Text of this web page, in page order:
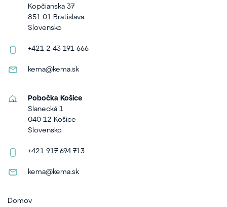
Kopčianska 37
851 01 Bratislava
Slovensko
+421 2 43 191 666
kema@kema.sk
Pobočka Košice
Slanecká 1
040 12 Košice
Slovensko
+421 917 694 713
kema@kema.sk
Domov